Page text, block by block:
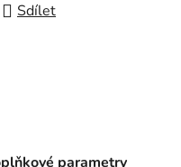
Sdílet
parametry